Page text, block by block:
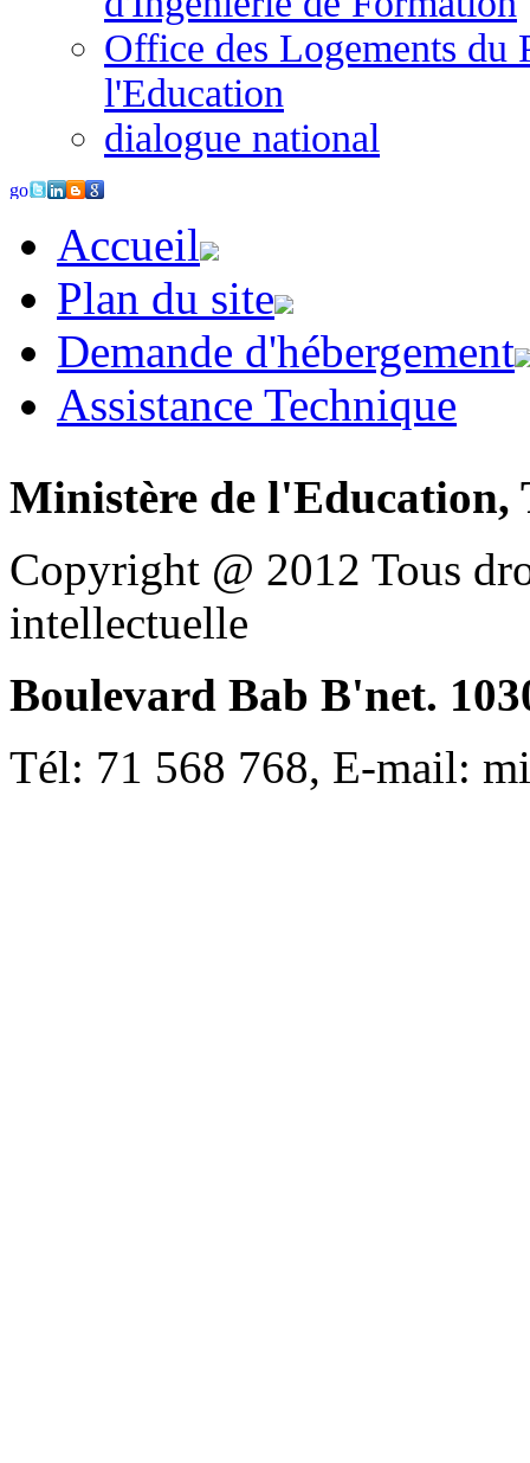
Office des Logements du
l'Education
dialogue national
Accueil
Plan du site
Demande d'hébergement
Assistance Technique
Ministère de l'Education,
Copyright @ 2012 Tous
intellectuelle
Boulevard Bab B'net.
Tél: 71 568 768, E-mail: